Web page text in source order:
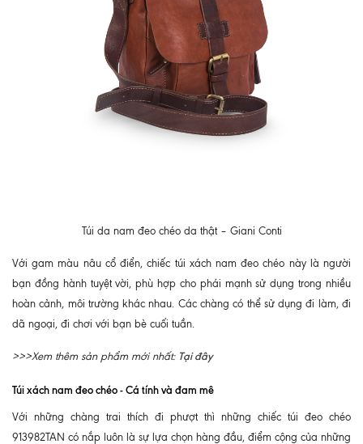
Túi da nam đeo chéo da thật – Giani Conti
Với gam màu nâu cổ điển, chiếc túi xách namđeo chéo này là người
bạn đồng hành tuyệt vời, phù hợp cho phái mạnh sử dụng trong nhiều
hoàn cảnh, môi trường khác nhau. Các chàng có thể sử dụng đi làm, đi
dã ngoại, đi chơi với bạn bè cuối tuần.
>>>Xem thêm sản phẩm mới nhất: Tại đây
Túi xách nam đeo chéo - Cá tính và đam mê
Với những chàng trai thích đi phượt thì những chiếc túi đeo chéo
913982TAN có nắp luôn là sự lựa chọn hàng đầu, điểm cộng của những